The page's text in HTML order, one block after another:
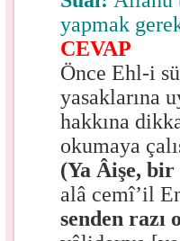
yapmak
CEVAP
Önce Ehl-i
yasaklarına
hakkına
okumaya
(Ya Âişe, bir
alâ cemî’il
senden razı